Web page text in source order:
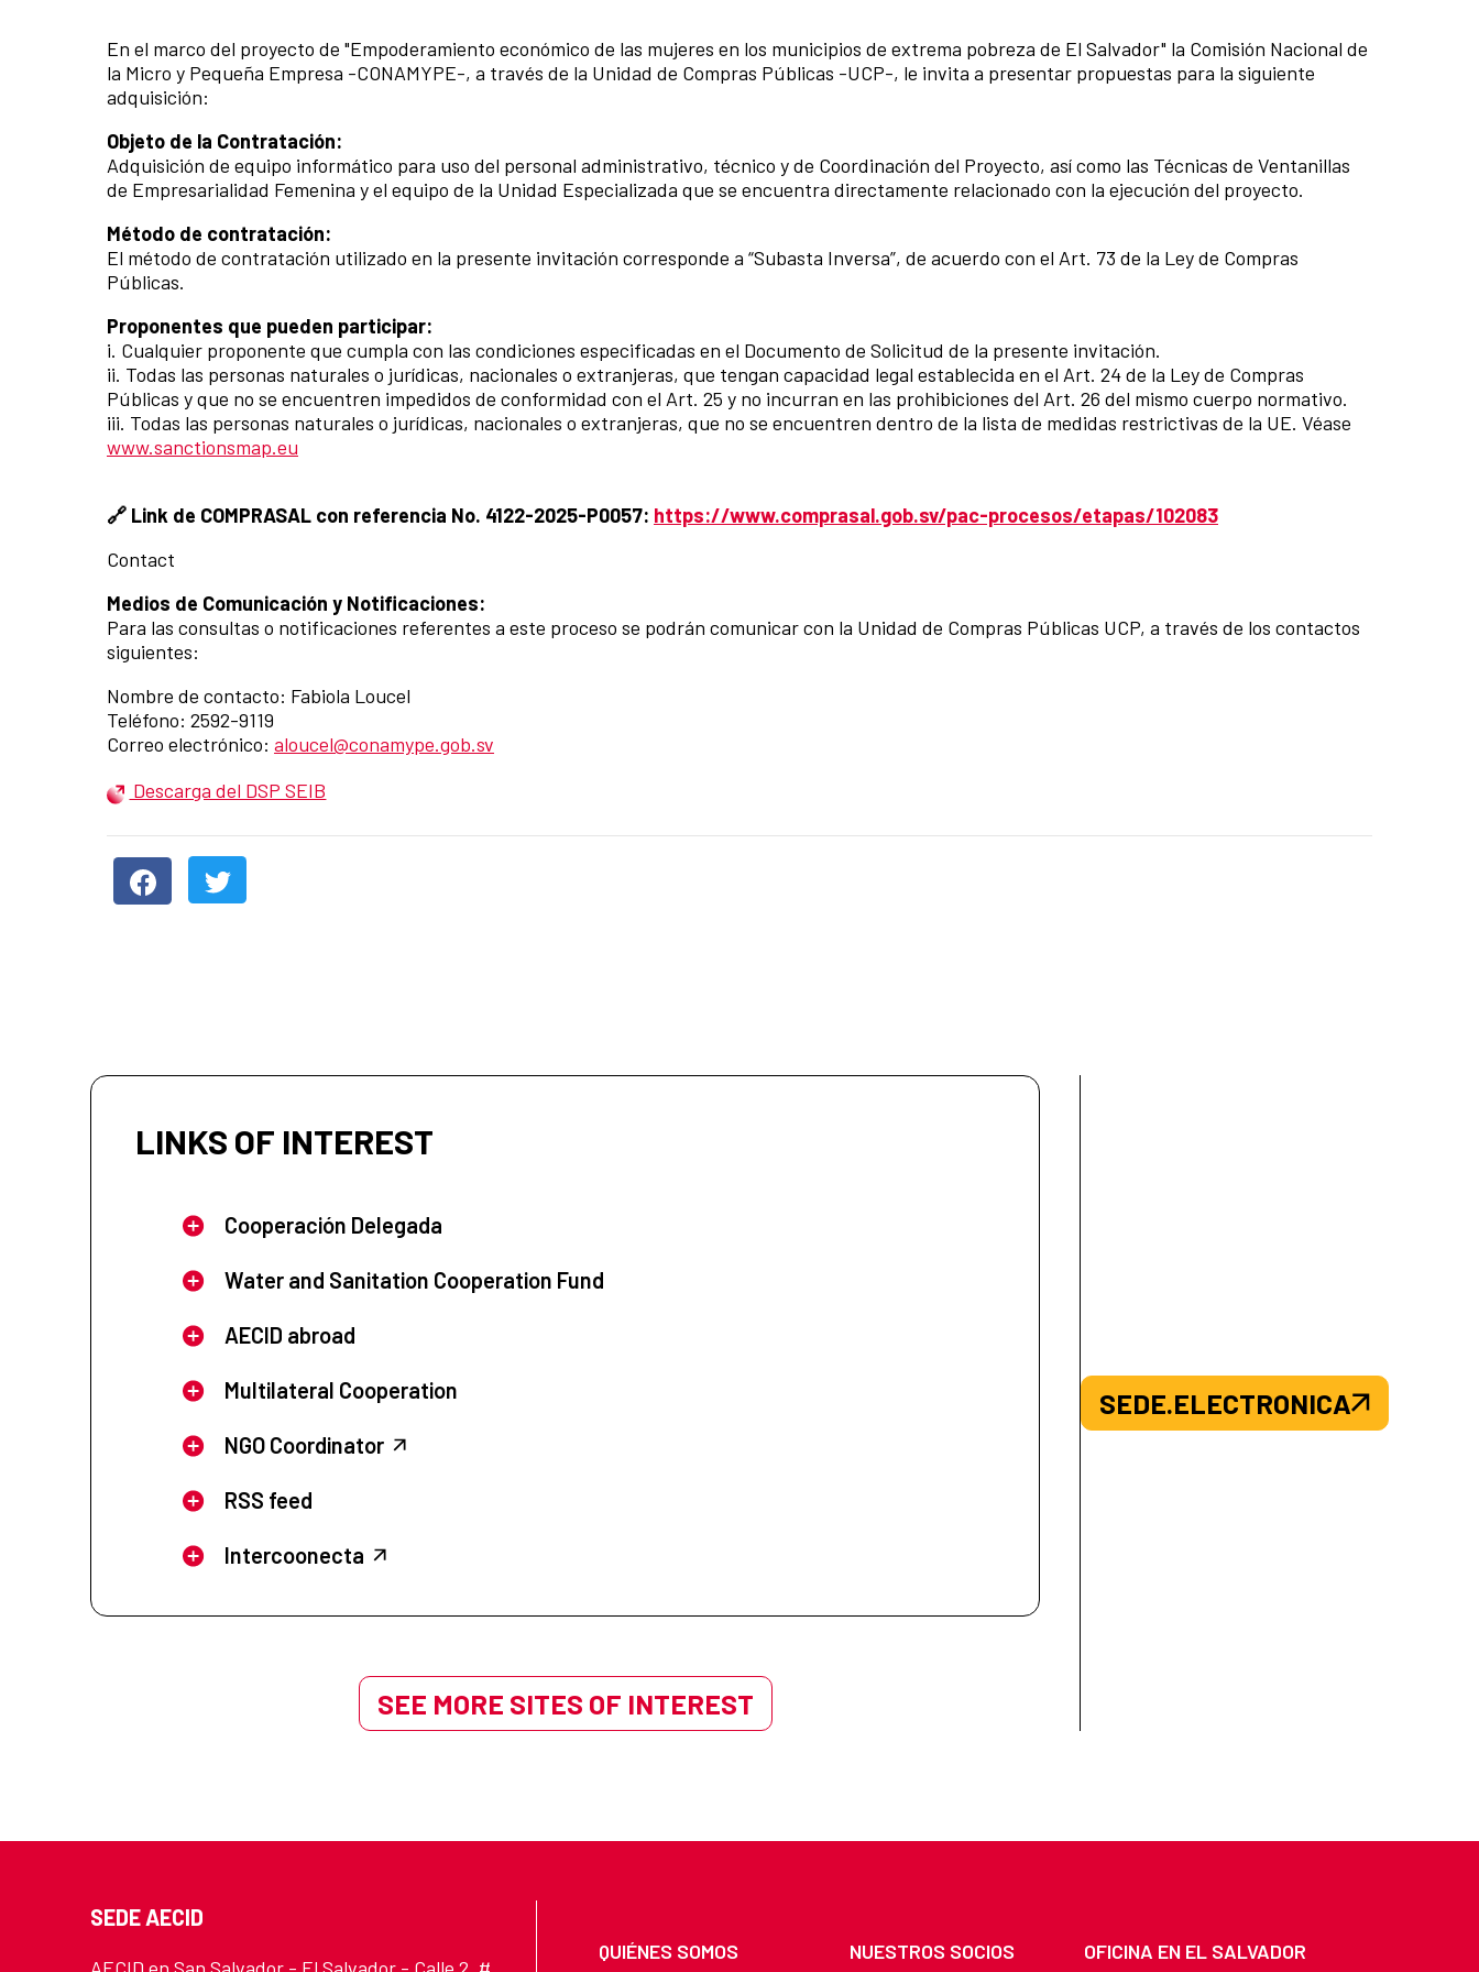
En el marco del proyecto de "Empoderamiento económico de las mujeres en los municipios de extrema pobreza de El Salvador" la Comisión Nacional de
la Micro y Pequeña Empresa -CONAMYPE-, a través de la Unidad de Compras Públicas -UCP-, le invita a presentar propuestas para la siguiente
adquisición:
Objeto de la Contratación:
Adquisición de equipo informático para uso del personal administrativo, técnico y de Coordinación del Proyecto, así como las Técnicas de Ventanillas
de Empresarialidad Femenina y el equipo de la Unidad Especializada que se encuentra directamente relacionado con la ejecución del proyecto.
Método de contratación:
El método de contratación utilizado en la presente invitación corresponde a “Subasta Inversa”, de acuerdo con el Art. 73 de la Ley de Compras
Públicas.
Proponentes que pueden participar:
i. Cualquier proponente que cumpla con las condiciones especificadas en el Documento de Solicitud de la presente invitación.
ii. Todas las personas naturales o jurídicas, nacionales o extranjeras, que tengan capacidad legal establecida en el Art. 24 de la Ley de Compras
Públicas y que no se encuentren impedidos de conformidad con el Art. 25 y no incurran en las prohibiciones del Art. 26 del mismo cuerpo normativo.
iii. Todas las personas naturales o jurídicas, nacionales o extranjeras, que no se encuentren dentro de la lista de medidas restrictivas de la UE. Véase
www.sanctionsmap.eu
🔗 Link de COMPRASAL con referencia No. 4122-2025-P0057: https://www.comprasal.gob.sv/pac-procesos/etapas/102083
Contact
Medios de Comunicación y Notificaciones:
Para las consultas o notificaciones referentes a este proceso se podrán comunicar con la Unidad de Compras Públicas UCP, a través de los contactos
siguientes:
Nombre de contacto: Fabiola Loucel
Teléfono: 2592-9119
Correo electrónico: aloucel@conamype.gob.sv
Descarga del DSP SEIB
LINKS OF INTEREST
Cooperación Delegada
Water and Sanitation Cooperation Fund
AECID abroad
Multilateral Cooperation
NGO Coordinator
RSS feed
Intercoonecta
SEE MORE SITES OF INTEREST
SEDE.ELECTRONICA
SEDE AECID
QUIÉNES SOMOS NUESTROS SOCIOS
OFICINA EN EL SALVADOR